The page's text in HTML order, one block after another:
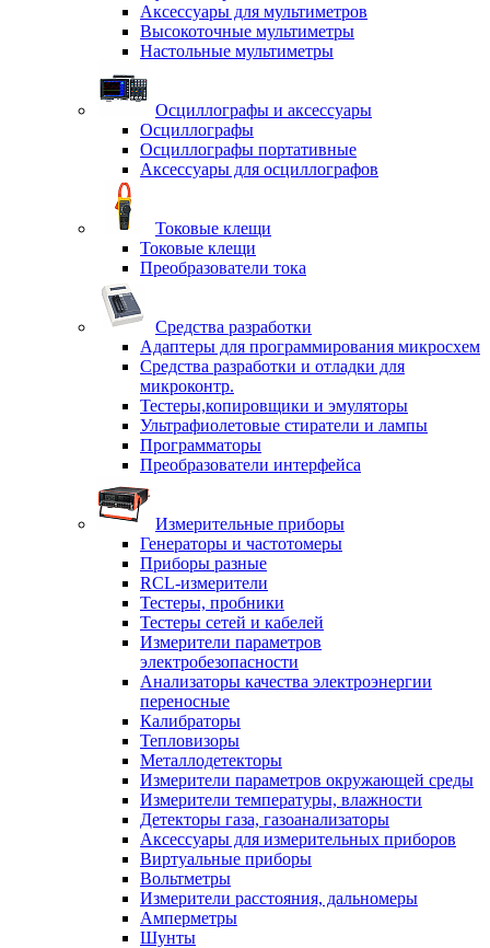
Аксессуары для мультиметров
Высокоточные мультиметры
Настольные мультиметры
Осциллографы и аксессуары
Осциллографы
Осциллографы портативные
Аксессуары для осциллографов
Токовые клещи
Токовые клещи
Преобразователи тока
Средства разработки
Адаптеры для программирования микросхем
Средства разработки и отладки для
микроконтр.
Тестеры,копировщики и эмуляторы
Ультрафиолетовые стиратели и лампы
Программаторы
Преобразователи интерфейса
Измерительные приборы
Генераторы и частотомеры
Приборы разные
RCL-измерители
Тестеры, пробники
Тестеры сетей и кабелей
Измерители параметров
электробезопасности
Анализаторы качества электроэнергии
переносные
Калибраторы
Тепловизоры
Металлодетекторы
Измерители параметров окружающей среды
Измерители температуры, влажности
Детекторы газа, газоанализаторы
Аксессуары для измерительных приборов
Виртуальные приборы
Вольтметры
Измерители расстояния, дальномеры
Амперметры
Шунты